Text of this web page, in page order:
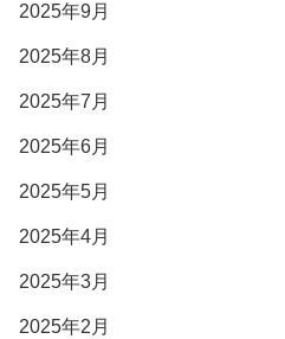
2025年9月
2025年8月
2025年7月
2025年6月
2025年5月
2025年4月
2025年3月
2025年2月